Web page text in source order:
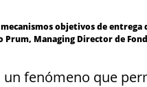
objetivos de
Prum, Managing Director de
un fenómeno que